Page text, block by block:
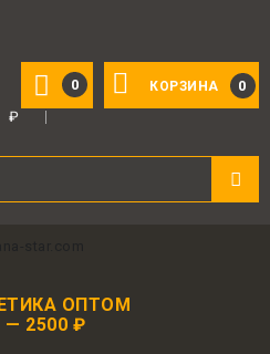
КОРЗИНА 0
0
₽
ОПТОМ
2500 ₽